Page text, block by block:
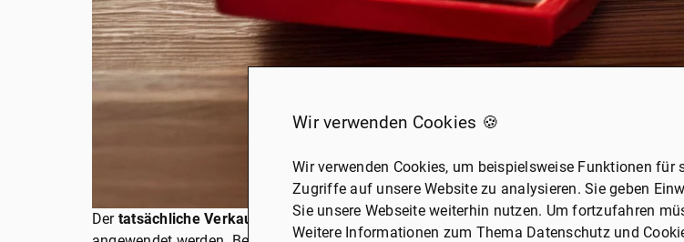
Der tatsächliche Verkaufspreiseiner Immobilie kann weit über dem geschätzten
Wir verwenden Cookies 🍪
Wir verwenden Cookies, um beispielsweise Funktionen für
Zugriffe auf unsere Website zu analysieren. Sie geben
Sie unsere Webseite weiterhin nutzen. Um fortzufahren
Weitere Informationen zum Thema Datenschutz und